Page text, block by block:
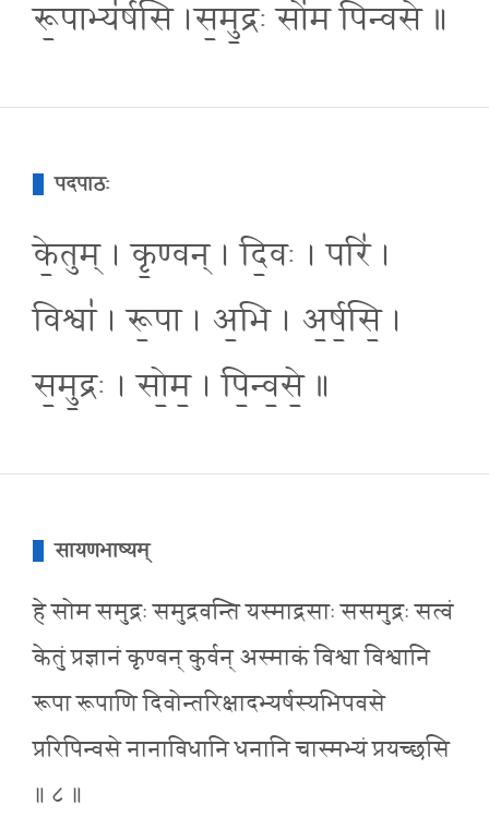
रू॒पाभ्य॑र्षसि ।स॒मु॒द्रः सो॑म पिन्वसे ॥
पदपाठः
के॒तुम् । कृ॒ण्वन् । दि॒वः । परि॑ ।
विश्वा॑ । रू॒पा । अ॒भि । अ॒र्ष॒सि॒ ।
स॒मु॒द्रः । सो॒म॒ । पि॒न्व॒से॒ ॥
सायणभाष्यम्
हे सोम समुद्रः समुद्रवन्ति यस्माद्रसाः ससमुद्रः सत्वं
केतुं प्रज्ञानं कृण्वन् कुर्वन् अस्माकं विश्वा विश्वानि
रूपा रूपाणि दिवोन्तरिक्षादभ्यर्षस्यभिपवसे
प्ररिपिन्वसे नानाविधानि धनानि चास्मभ्यं प्रयच्छसि
॥ ८ ॥